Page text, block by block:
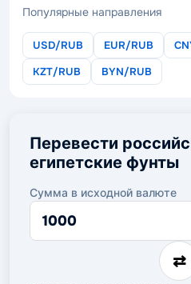
Популярные направления
USD/RUB EUR/RUB
KZT/RUB
BYN/RUB
Перевести
египетские фунты
Сумма в исходной валюте
Сумма
исходной
⇄